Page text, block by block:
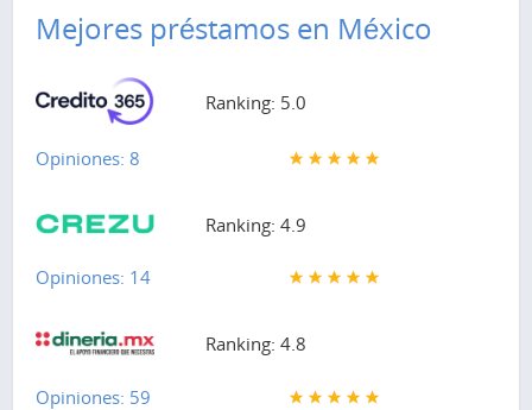
Mejores préstamos en México
Ranking: 5.0
Opiniones: 8
Ranking: 4.9
Opiniones: 14
Ranking: 4.8
Opiniones: 59